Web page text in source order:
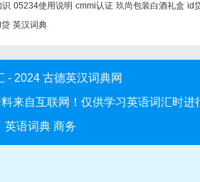
识 05234使用说明 cmmi认证 玖尚包装白酒礼盒 id
英汉词典
- 2024 古德英汉词典网
来自互联网！仅供学习英语词汇时进
英语词典 商务